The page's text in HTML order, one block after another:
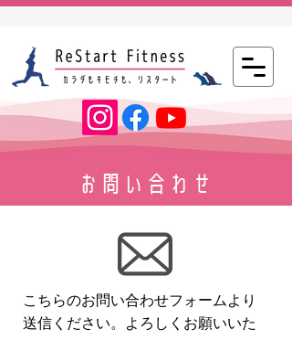
お問い合わせ
こちらのお問い合わせフォームより
送信ください。よろしくお願いいた